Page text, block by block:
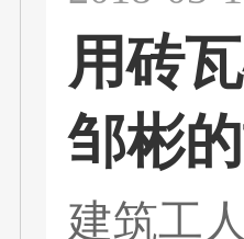
用砖
邹彬
建筑工